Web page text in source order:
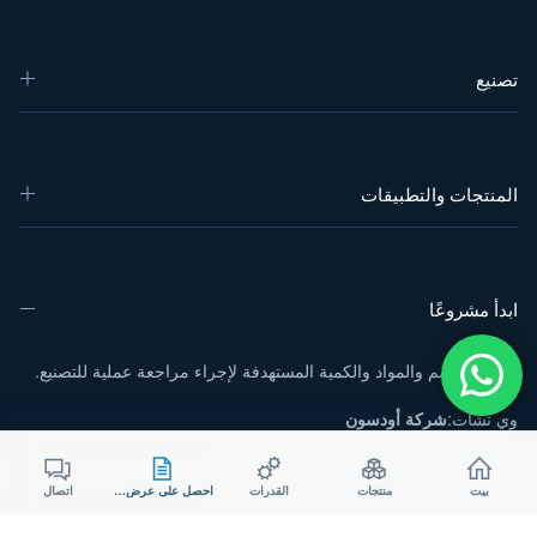
تصنيع
المنتجات والتطبيقات
ابدأ مشروعًا
أرسل الرسم والمواد والكمية المستهدفة لإجراء مراجعة عملية للتصنيع.
وي تشات:شركة أودسون
البريد الإلكتروني: sales@aodson.com بيت منتجات القدرات احصل على عرض سعر اتصال